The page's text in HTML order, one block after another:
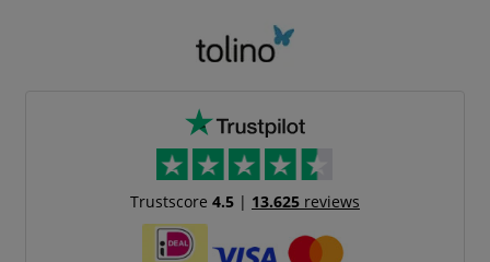
Trustscore 4.5| 13.625reviews